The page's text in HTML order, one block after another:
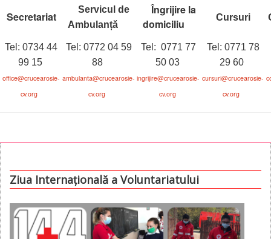
Secretariat
Servicul de
Ambulanță
Îngrijire la
domiciliu
Cursuri
Tel: 0734 44
99 15
Tel: 0772 04 59
88
Tel: 0771 77
50 03
Tel: 0771 78
29 60
office@crucearosie-
cv.org
ambulanta@crucearosie-
cv.org
ingrijire@crucearosie-
cv.org
cursuri@crucearosie-
cv.org
Ziua Internațională a Voluntariatului